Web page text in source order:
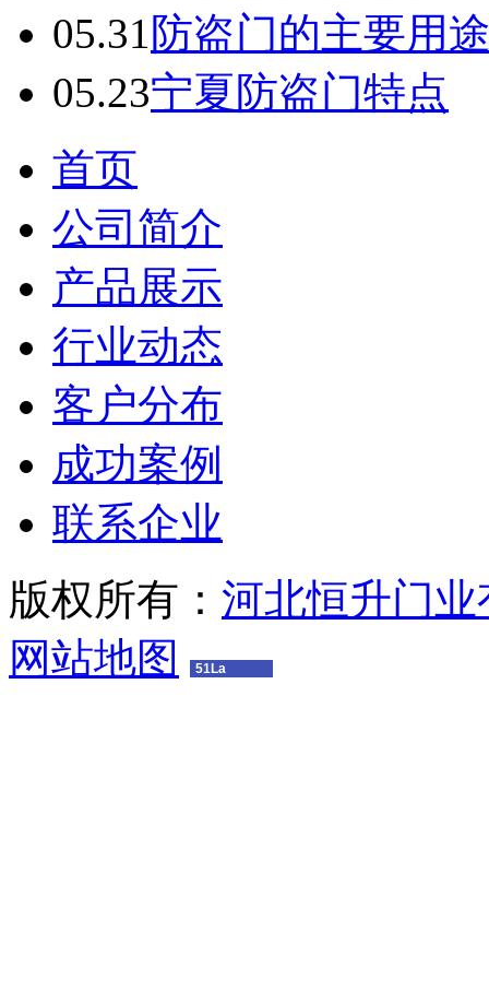
05.31 防盗门的主要用
05.23宁夏防盗门特点
首页
公司简介
产品展示
行业动态
客户分布
成功案例
联系企业
版权所有： 河北恒升门
网站地图
51La